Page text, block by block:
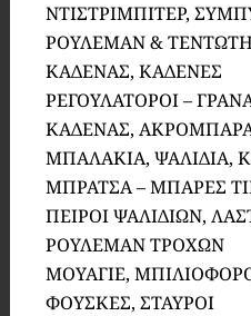
ΝΤΙΣΤΡΙΜΠΙΤΕΡ,
ΡΟΥΛΕΜΑΝ &
ΚΑΔΕΝΑΣ, ΚΑΔΕΝΕΣ
ΡΕΓΟΥΛΑΤΟΡΟΙ –
ΚΑΔΕΝΑΣ,
ΜΠΑΛΑΚΙΑ, ΨΑΛΙΔΙΑ,
ΜΠΡΑΤΣΑ – ΜΠΑΡΕΣ
ΠΕΙΡΟΙ ΨΑΛΙΔΙΩΝ,
ΡΟΥΛΕΜΑΝ ΤΡΟΧΩΝ
ΜΟΥΑΓΙΕ,
ΦΟΥΣΚΕΣ, ΣΤΑΥΡΟΙ